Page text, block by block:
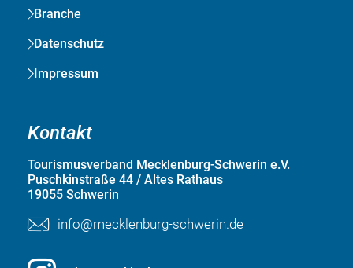
Branche
Datenschutz
Impressum
Kontakt
Tourismusverband Mecklenburg-Schwerin e.V.
Puschkinstraße 44 / Altes Rathaus
19055 Schwerin
info@mecklenburg-schwerin.de